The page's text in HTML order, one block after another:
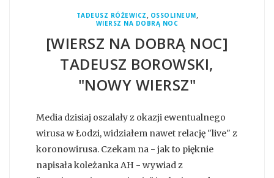
TADEUSZ RÓŻEWICZ , OSSOLINEUM,
WIERSZ NA DOBRĄ NOC
[WIERSZ NA DOBRĄ NOC]
TADEUSZ BOROWSKI,
"NOWY WIERSZ"
Media dzisiaj oszalały z okazji ewentualnego
wirusa w Łodzi, widziałem nawet relację "live" z
koronowirusa. Czekam na - jak to pięknie
napisała koleżanka AH - wywiad z